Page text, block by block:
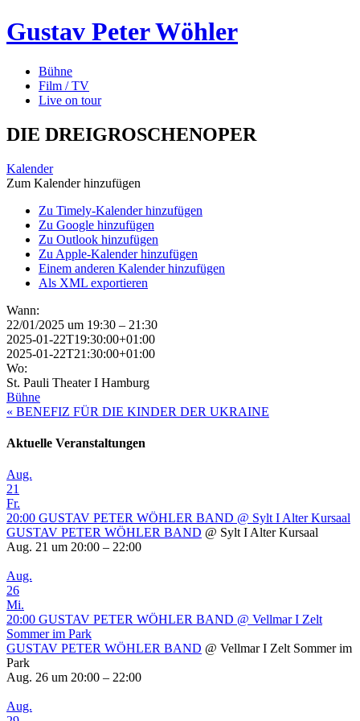
Gustav Peter Wöhler
Bühne
Film / TV
Live on tour
DIE DREIGROSCHENOPER
Kalender
Zum Kalender hinzufügen
Zu Timely-Kalender hinzufügen
Zu Google hinzufügen
Zu Outlook hinzufügen
Zu Apple-Kalender hinzufügen
Einem anderen Kalender hinzufügen
Als XML exportieren
Wann:
22/01/2025 um 19:30 – 21:30
2025-01-22T19:30:00+01:00
2025-01-22T21:30:00+01:00
Wo:
St. Pauli Theater I Hamburg
Bühne
« BENEFIZ FÜR DIE KINDER DER UKRAINE
Aktuelle Veranstaltungen
Aug.
21
Fr.
20:00 GUSTAV PETER WÖHLER BAND @ Sylt I Alter Kursaal
GUSTAV PETER WÖHLER BAND @ Sylt I Alter Kursaal
Aug. 21 um 20:00 – 22:00
Aug.
26
Mi.
20:00 GUSTAV PETER WÖHLER BAND @ Vellmar I Zelt
Sommer im Park
GUSTAV PETER WÖHLER BAND @ Vellmar I Zelt Sommer im
Park
Aug. 26 um 20:00 – 22:00
Aug.